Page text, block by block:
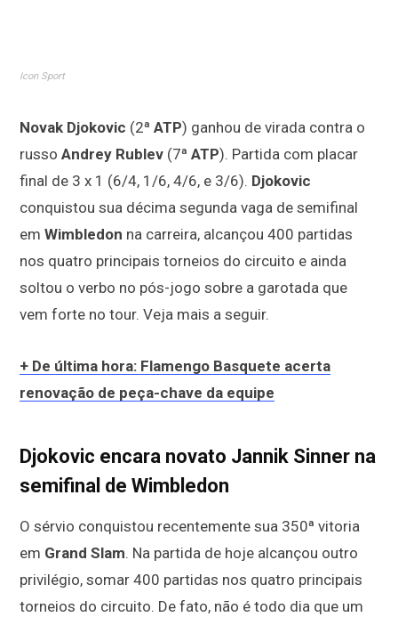
Icon Sport
Novak Djokovic (2ª ATP) ganhou de virada contra o
russo Andrey Rublev (7ª ATP). Partida com placar
final de 3 x 1 (6/4, 1/6, 4/6, e 3/6). Djokovic
conquistou sua décima segunda vaga de semifinal
em Wimbledon na carreira, alcançou 400 partidas
nos quatro principais torneios do circuito e ainda
soltou o verbo no pós-jogo sobre a garotada que
vem forte no tour. Veja mais a seguir.
+ De última hora: Flamengo Basquete acerta
renovação de peça-chave da equipe
Djokovic encara novato Jannik Sinner na
semifinal de Wimbledon
O sérvio conquistou recentemente sua 350ª vitoria
em Grand Slam. Na partida de hoje alcançou outro
privilégio, somar 400 partidas nos quatro principais
torneios do circuito. De fato, não é todo dia que um